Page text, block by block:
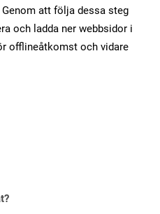
att följa dessa steg
och ladda ner webbsidor i
offlineåtkomst och vidare